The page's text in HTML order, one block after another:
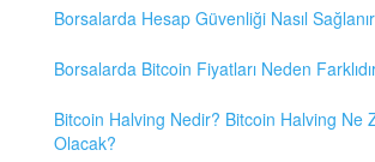
Borsalarda Hesap Güvenliği Nasıl Sağlanır
Borsalarda Bitcoin Fiyatları Neden
Bitcoin Halving Nedir? Bitcoin Halving Ne
Olacak?